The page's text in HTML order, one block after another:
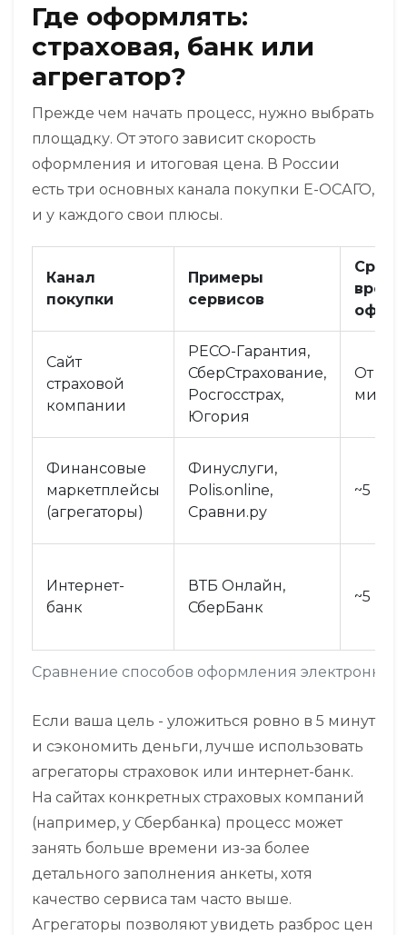
Где оформлять:
страховая, банк или
агрегатор?
Прежде чем начать процесс, нужно выбрать
площадку. От этого зависит скорость
оформления и итоговая цена. В России
есть три основных канала покупки Е-ОСАГО,
и у каждого свои плюсы.
Сравнение способов оформления
Канал
покупки
Примеры
сервисов
время
Сайт
страховой
компании
РЕСО-Гарантия,
СберСтрахование,
Росгосстрах,
Югория
От 5
минут
Финансовые
маркетплейсы
(агрегаторы)
Финуслуги,
Polis.online,
Сравни.ру
~5
Интернет-
банк
ВТБ Онлайн,
СберБанк
~5
Если ваша цель - уложиться ровно в 5 минут
и сэкономить деньги, лучше использовать
агрегаторы страховок или интернет-банк.
На сайтах конкретных страховых компаний
(например, у Сбербанка) процесс может
занять больше времени из-за более
детального заполнения анкеты, хотя
качество сервиса там часто выше.
Агрегаторы позволяют увидеть разброс цен